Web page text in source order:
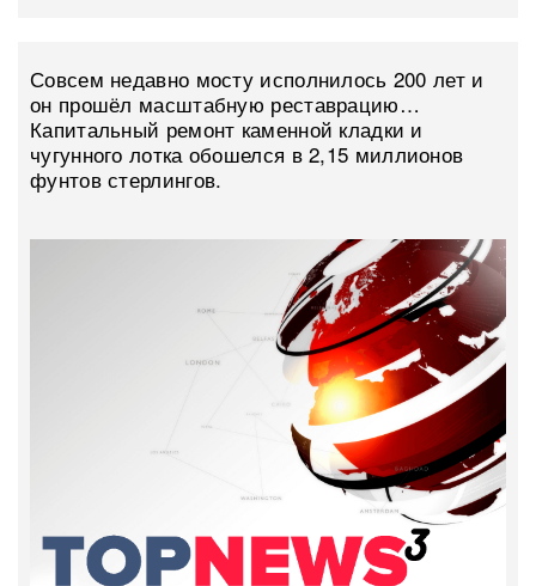
Совсем недавно мосту исполнилось 200 лет и
он прошёл масштабную реставрацию…
Капитальный ремонт каменной кладки и
чугунного лотка обошелся в 2,15 миллионов
фунтов стерлингов.